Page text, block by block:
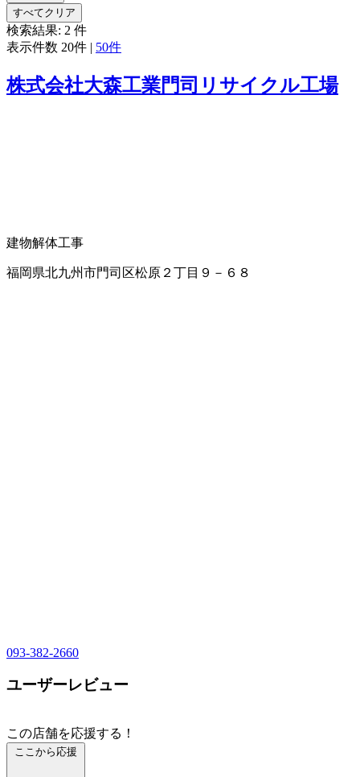
すべてクリア
検索結果: 2 件
表示件数 20件 | 50件
株式会社大森工業門司リサイクル工場
建物解体工事
福岡県北九州市門司区松原２丁目９－６８
093-382-2660
ユーザーレビュー
この店舗を応援する！
ここから応援